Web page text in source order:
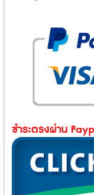
ชำระตรงผ่าน